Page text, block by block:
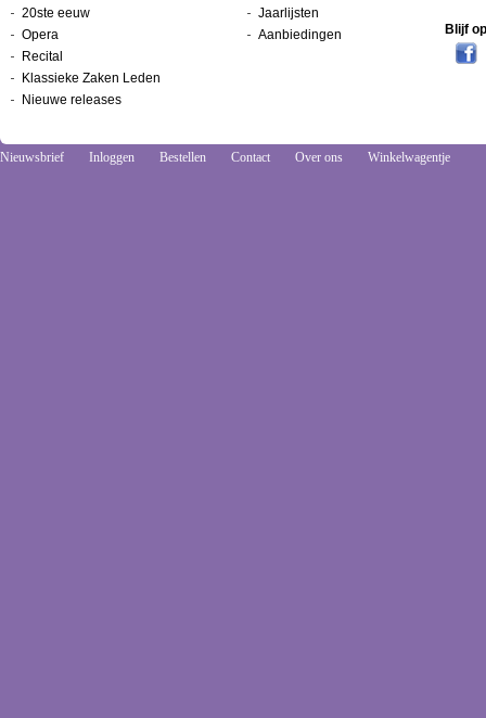
20ste eeuw
Opera
Recital
Klassieke Zaken Leden
Nieuwe releases
Jaarlijsten
Aanbiedingen
Blijf
Nieuwsbrief Inloggen Bestellen Contact Over ons Winkelwagentje